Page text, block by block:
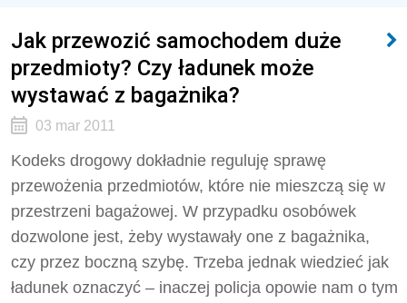
Jak przewozić samochodem duże
przedmioty? Czy ładunek może
wystawać z bagażnika?
03 mar 2011
Kodeks drogowy dokładnie reguluję sprawę
przewożenia przedmiotów, które nie mieszczą się w
przestrzeni bagażowej. W przypadku osobówek
dozwolone jest, żeby wystawały one z bagażnika,
czy przez boczną szybę. Trzeba jednak wiedzieć jak
ładunek oznaczyć – inaczej policja opowie nam o tym